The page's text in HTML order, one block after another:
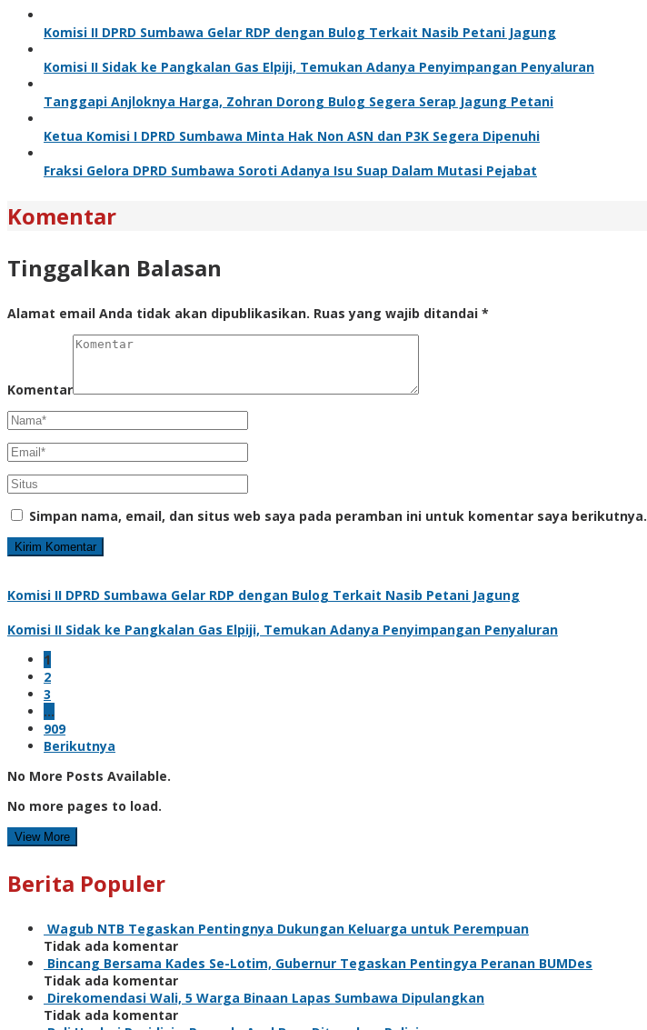
Komisi II DPRD Sumbawa Gelar RDP dengan Bulog Terkait Nasib Petani Jagung
Komisi II Sidak ke Pangkalan Gas Elpiji, Temukan Adanya Penyimpangan Penyaluran
Tanggapi Anjloknya Harga, Zohran Dorong Bulog Segera Serap Jagung Petani
Ketua Komisi I DPRD Sumbawa Minta Hak Non ASN dan P3K Segera Dipenuhi
Fraksi Gelora DPRD Sumbawa Soroti Adanya Isu Suap Dalam Mutasi Pejabat
Komentar
Tinggalkan Balasan
Alamat email Anda tidak akan dipublikasikan. Ruas yang wajib ditandai *
Komentar
Simpan nama, email, dan situs web saya pada peramban ini untuk komentar saya berikutnya.
Komisi II DPRD Sumbawa Gelar RDP dengan Bulog Terkait Nasib Petani Jagung
Komisi II Sidak ke Pangkalan Gas Elpiji, Temukan Adanya Penyimpangan Penyaluran
1
2
3
…
909
Berikutnya
No More Posts Available.
No more pages to load.
View More
Berita Populer
Wagub NTB Tegaskan Pentingnya Dukungan Keluarga untuk Perempuan
Tidak ada komentar
Bincang Bersama Kades Se-Lotim, Gubernur Tegaskan Pentingya Peranan BUMDes
Tidak ada komentar
Direkomendasi Wali, 5 Warga Binaan Lapas Sumbawa Dipulangkan
Tidak ada komentar